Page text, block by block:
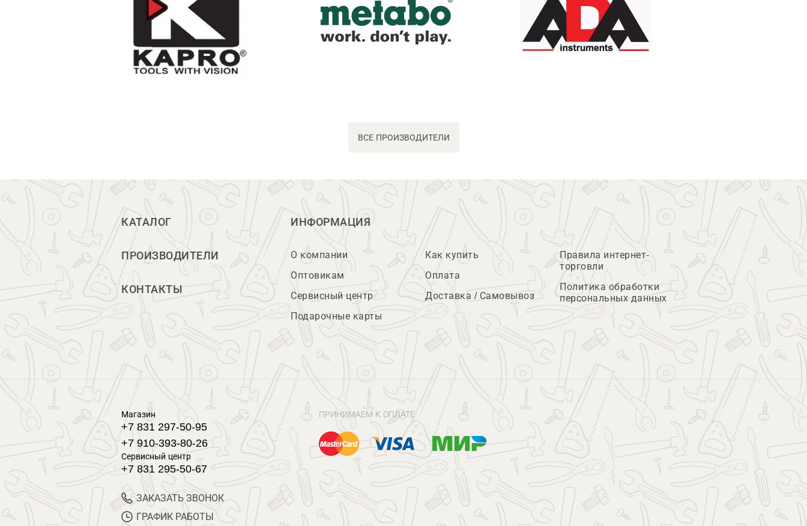
ВСЕ ПРОИЗВОДИТЕЛИ
КАТАЛОГ
ПРОИЗВОДИТЕЛИ
КОНТАКТЫ
ИНФОРМАЦИЯ
О компании
Оптовикам
Сервисный центр
Подарочные карты
Как купить
Оплата
Доставка / Самовывоз
Правила интернет-
торговли
Политика обработки
персональных данных
Магазин
+7 831 297-50-95
+7 910-393-80-26
Сервисный центр
+7 831 295-50-67
ЗАКАЗАТЬ ЗВОНОК
ГРАФИК РАБОТЫ
ПРИНИМАЕМ К ОПЛАТЕ